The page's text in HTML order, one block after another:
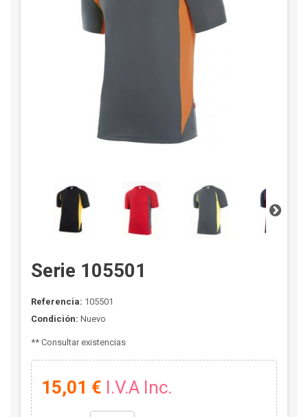
Serie 105501
Referencia: 105501
Condición: Nuevo
** Consultar existencias
15,01 € I.V.A Inc.